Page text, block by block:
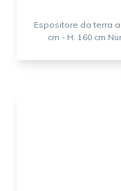
Espositore da terra
cm - H: 160 cm